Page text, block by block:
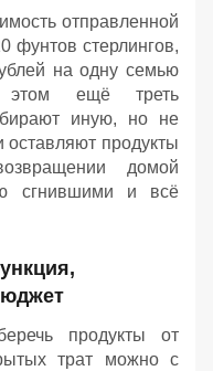
отправленной
фунтов стерлингов,
на одну семью
ещё треть
иную, но не
оставляют продукты
домой
сгнившими и всё
продукты от
трат можно с